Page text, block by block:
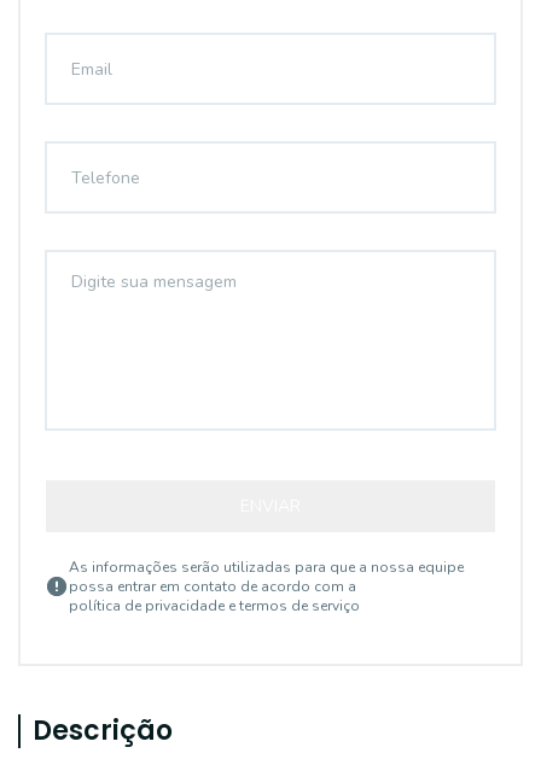
As informações serão utilizadas para que a nossa equipe
possa entrar em contato de acordo com a
política de privacidade e termos de serviço
Descrição